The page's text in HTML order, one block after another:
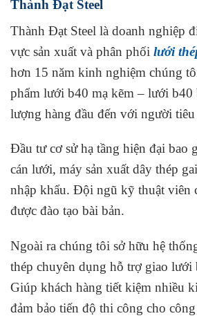
Thành Đạt Steel
Thành Đạt Steel là doanh nghiệp
vực sản xuất và phân phối lưới
hơn 15 năm kinh nghiệm chúng
phẩm lưới b40 mạ kẽm – lưới b40
lượng hàng đầu đến với người
Đầu tư cơ sử hạ tầng hiện đại bao
cán lưới, máy sản xuất dây thép
nhập khẩu. Đội ngũ kỹ thuật viên
được đào tạo bài bản.
Ngoài ra chúng tôi sở hữu hệ
thép chuyên dụng hỗ trợ giao lưới
Giúp khách hàng tiết kiệm nhiều
đảm bảo tiến độ thi công cho